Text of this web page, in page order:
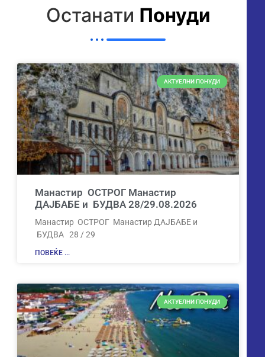
Останати Понуди
АКТУЕЛНИ ПОНУДИ
Манастир ОСТРОГ Манастир
ДАЈБАБЕ и БУДВА 28/29.08.2026
Манастир ОСТРОГ Манастир ДАЈБАБЕ и
БУДВА 28 / 29
ПОВЕЌЕ ...
АКТУЕЛНИ ПОНУДИ